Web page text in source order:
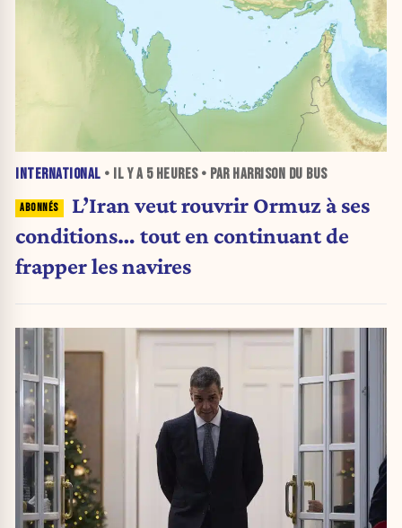
INTERNATIONAL • IL Y A 5 HEURES• PAR HARRISON DU BUS
L’Iran veut rouvrir Ormuz à ses
conditions… tout en continuant de
frapper les navires